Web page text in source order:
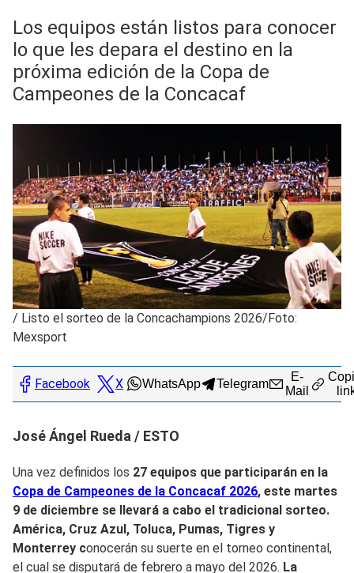
Los equipos están listos para conocer
lo que les depara el destino en la
próxima edición de la Copa de
Campeones de la Concacaf
/ Listo el sorteo de la Concachampions 2026/Foto:
Mexsport
Facebook X WhatsApp Telegram
E-
Mail
José Ángel Rueda / ESTO
Una vez definidos los 27 equipos que participarán en la
Copa de Campeones de la Concacaf 2026, este martes
9 de diciembre se llevará a cabo el tradicional sorteo.
América, Cruz Azul, Toluca, Pumas, Tigres y
Monterrey conocerán su suerte en el torneo continental,
el cual se disputará de febrero a mayo del 2026. La